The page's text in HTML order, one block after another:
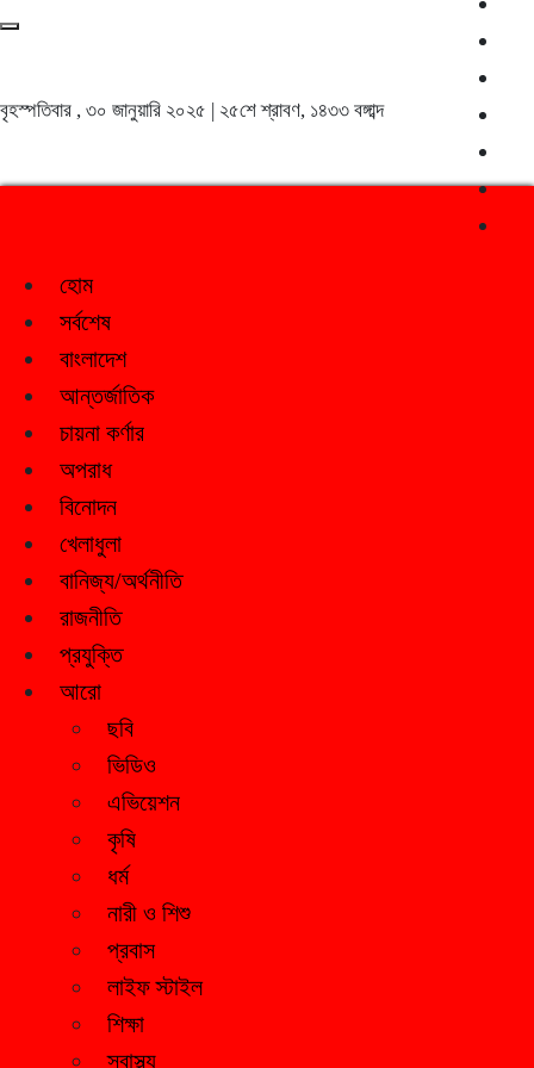
বৃহস্পতিবার , ৩০ জানুয়ারি ২০২৫ | ২৫শে শ্রাবণ, ১৪৩৩ বঙ্গাব্দ
হোম
সর্বশেষ
বাংলাদেশ
আন্তর্জাতিক
চায়না কর্ণার
অপরাধ
বিনোদন
খেলাধুলা
বানিজ্য/অর্থনীতি
রাজনীতি
প্রযুক্তি
আরো
ছবি
ভিডিও
এভিয়েশন
কৃষি
ধর্ম
নারী ও শিশু
প্রবাস
লাইফ স্টাইল
শিক্ষা
স্বাস্থ্য